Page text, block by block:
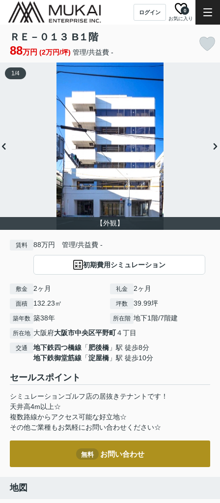
ログイン
お気に入り
0
ＲＥ－０１３ B１階
88万円 (2万円/坪) 管理/共益費 -
【外観】
1/4
賃料 88万円 管理/共益費 -
初期費用シミュレーション
敷金 2ヶ月 礼金 2ヶ月
面積 132.23㎡ 坪数 39.99坪
築年数 築38年 所在階 地下1階/7階建
所在地 大阪府大阪市中央区平野町４丁目
交通 地下鉄四つ橋線 「肥後橋 」駅 徒歩8分
地下鉄御堂筋線 「淀屋橋 」駅 徒歩10分
セールスポイント
シミュレーションゴルフ店の居抜きテナントです！
天井高4m以上☆
複数路線からアクセス可能な好立地☆
その他ご業種もお気軽にお問い合わせください☆
無料 お問い合わせ
地図